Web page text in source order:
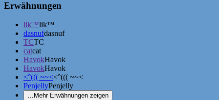
Erwähnungen
lik™lik™
dasnufdasnuf
TCTC
catcat
HavokHavok
HavokHavok
<°((( ~~<<°((( ~~<
PenjellyPenjelly
… Mehr Erwähnungen zeigen